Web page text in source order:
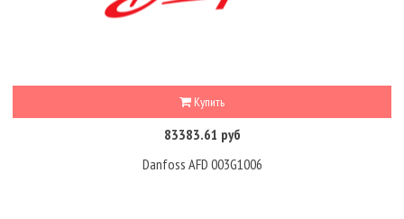
Купить
83383.61 руб
Danfoss AFD 003G1006